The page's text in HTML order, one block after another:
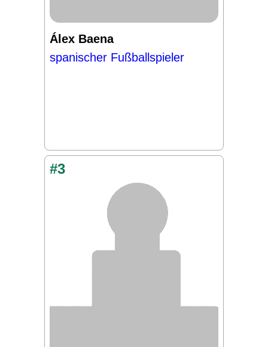
Álex Baena
spanischer Fußballspieler
#3